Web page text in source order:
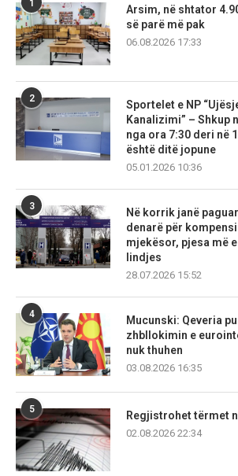
1
Arsim, në shtator
së parë më pak
06.08.2026 17:33
2
Sportelet e NP
Kanalizimi” – Shkup
nga ora 7:30 deri në
është ditë jopune
05.01.2026 10:36
3
Në korrik janë
denarë për
mjekësor, pjesa më
lindjes
28.07.2026 15:52
4
Mucunski: Qeveria
zhbllokimin e
nuk thuhen
03.08.2026 16:35
5
Regjistrohet tërmet
02.08.2026 22:34